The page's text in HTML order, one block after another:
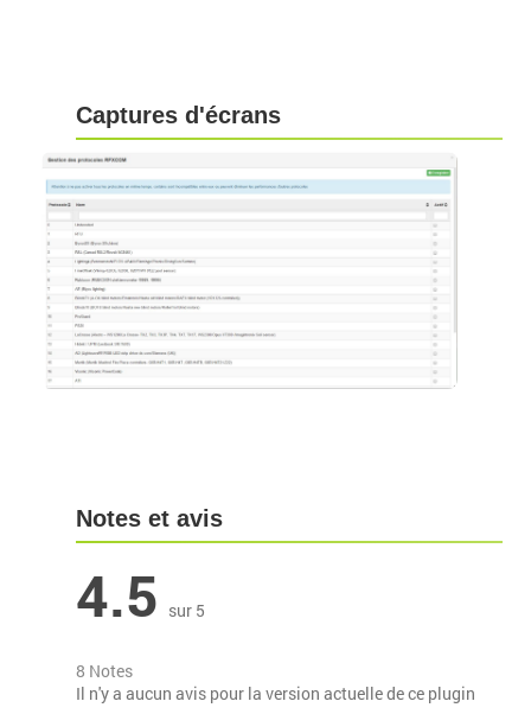
Captures d'écrans
Notes et avis
4.5 sur 5
8 Notes
Il n'y a aucun avis pour la version actuelle de ce plugin